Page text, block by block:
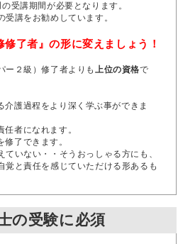
の受講期間が必要となります。
講をお勧めしています。
了者』の形に変えましょう！
ー２級）修了者よりも上位の資格で
介護過程をより深く学ぶ事ができま
任者になれます。
修了できます。
いない・・そうおっしゃる方にも、
覚と責任を感じていただける形あるも
の受験に必須